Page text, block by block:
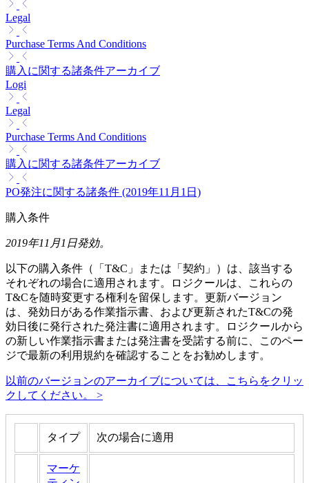
Legal
Purchase Terms And Conditions
購入に関する諸条件アーカイブ
Logi
Legal
Purchase Terms And Conditions
購入に関する諸条件アーカイブ
PO発注に関する諸条件 (2019年11月1日)
購入条件
2019年11月1日発効。
以下の購入条件（「T&C」または「契約」）は、該当する
それぞれの場合に適用されます。ロジクールは、これらの
T&Cを随時変更する権利を留保します。更新バージョン
は、発効日がある作業指示書、および更新されたT&Cの発
効日後に発行された発注書に適用されます。ロジクールから
の新しい作業指示書または発注書を受諾する前に、このペー
ジで最新の利用規約を確認することをお勧めします。
以前のバージョンのアーカイブについては、こちらをクリッ
クしてください。 >
タイプ 次の場合に適用
マーケ